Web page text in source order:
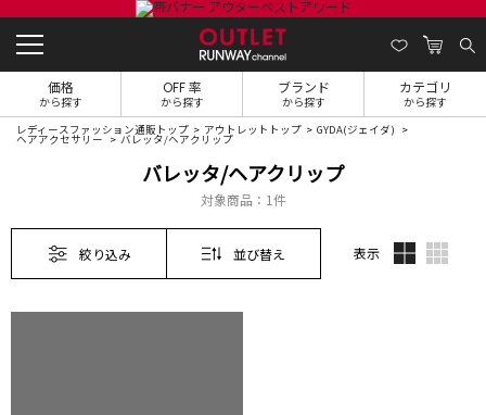
価格
から探す
OFF 率
から探す
ブランド
から探す
カテゴリ
から探す
レディースファッション通販トップ アウトレットトップ GYDA(ジェイダ)
ヘアアクセサリー バレッタ/ヘアクリップ
バレッタ/ヘアクリップ
対象商品： 1件
絞り込み 並び替え 表示